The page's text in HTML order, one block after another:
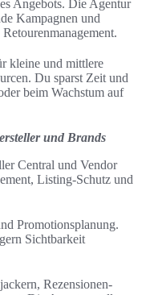
Angebots. Die Agentur
Kampagnen und
kleine und mittlere
Du sparst Zeit und
beim Wachstum auf
und Brands
Central und Vendor
Listing-Schutz und
Promotionsplanung.
Sichtbarkeit
Rezensionen-